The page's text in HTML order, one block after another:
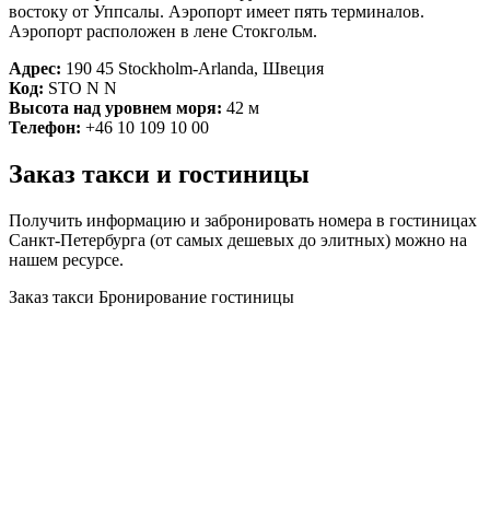
востоку от Уппсалы. Аэропорт имеет пять терминалов.
Аэропорт расположен в лене Стокгольм.
Адрес: 190 45 Stockholm-Arlanda, Швеция
Код: STO N N
Высота над уровнем моря: 42 м
Телефон: +46 10 109 10 00
Заказ такси и гостиницы
Получить информацию и забронировать номера в гостиницах
Санкт-Петербурга (от самых дешевых до элитных) можно на
нашем ресурсе.
Заказ такси Бронирование гостиницы